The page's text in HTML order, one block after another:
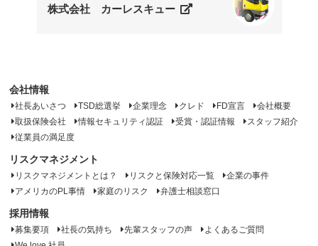
株式会社 カーレスキュー
会社情報
社長あいさつ TSD総選挙 企業理念 クレド FD宣言
会社概要
取扱保険会社
情報セキュリティ認証 受賞・認証情報
スタッフ紹介
従業員の満足度
リスクマネジメント
リスクマネジメントとは？ リスクと保険対応一覧
企業の事件
アメリカのPL事情
家庭のリスク 弁護士相談窓口
採用情報
募集要項 社長の気持ち 先輩スタッフの声
よくあるご質問